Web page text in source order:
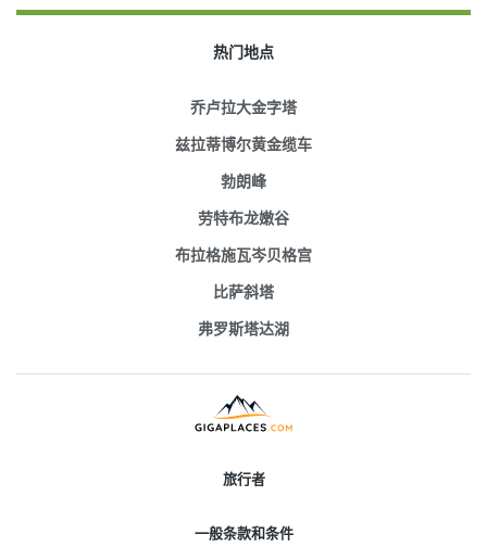
热门地点
乔卢拉大金字塔
兹拉蒂博尔黄金缆车
勃朗峰
劳特布龙嫩谷
布拉格施瓦岑贝格宫
比萨斜塔
弗罗斯塔达湖
旅行者
一般条款和条件